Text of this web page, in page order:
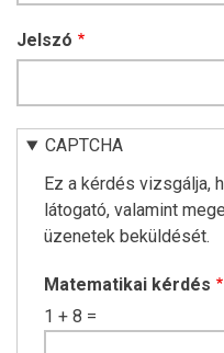
Jelszó
CAPTCHA
Ez a kérdés vizsgálja,
látogató, valamint
üzenetek beküldését.
Matematikai kérdés
1 + 8 =